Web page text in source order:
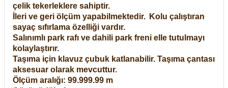
çelik tekerleklere sahiptir.
İleri ve geri ölçüm yapabilmektedir. Kolu çalıştıran
sayaç sıfırlama özelliği vardır.
Salınımlı park rafı ve dahili park freni elle tutulmayı
kolaylaştırır.
Taşıma için klavuz çubuk katlanabilir. Taşıma çantası
aksesuar olarak mevcuttur.
Ölçüm aralığı: 99.999.99 m